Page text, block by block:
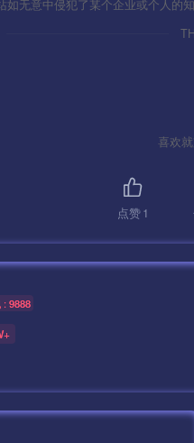
无意中侵犯了某个企业或个人的
喜欢
点赞1
: 9888